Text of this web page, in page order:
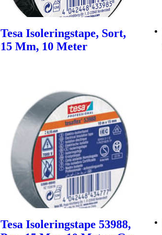
Tesa Isoleringstape, Sort,
15 Mm, 10 Meter
Tesa Isoleringstape 53988,